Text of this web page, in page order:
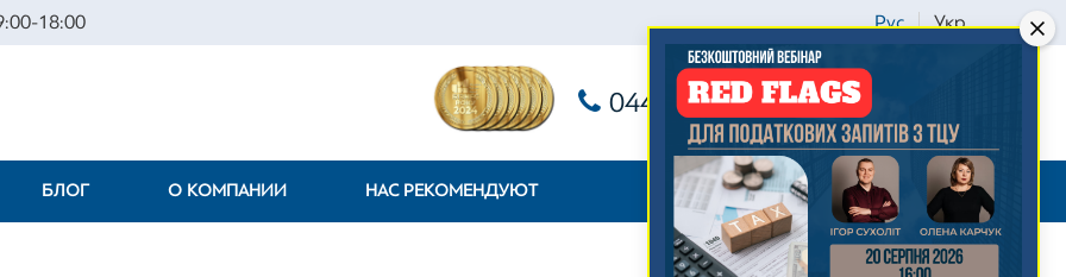
18:00 Рус Укр
044 221 81 75
БЛОГ О КОМПАНИИ НАС РЕКОМЕНДУЮТ Заказать обратный звонок